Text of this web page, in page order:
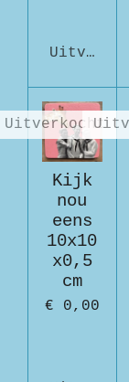
Uitverkocht
Kijk
nou
eens
10x10
x0,5
cm
€ 0,00